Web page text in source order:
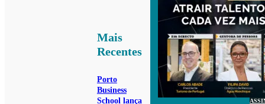
Mais
Recentes
Porto
Business
School lança